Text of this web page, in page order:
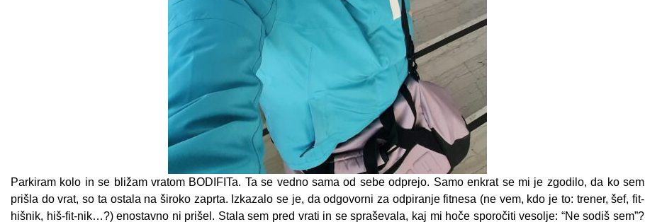
Parkiram kolo in se bližam vratom BODIFITa. Ta se vedno sama od sebe odprejo. Samo enkrat se mi je zgodilo, da ko sem
prišla do vrat, so ta ostala na široko zaprta. Izkazalo se je, da odgovorni za odpiranje fitnesa (ne vem, kdo je to: trener, šef, fit-
hišnik, hiš-fit-nik…?) enostavno ni prišel. Stala sem pred vrati in se spraševala, kaj mi hoče sporočiti vesolje: “Ne sodiš sem”?